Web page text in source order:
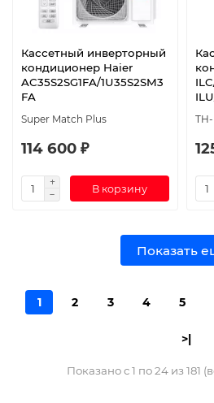
Кассетный инверторный
кондиционер Haier
AC35S2SG1FA/1U35S2SM3
FA
Super Match Plus
114 600 ₽
В корзину
Показать
1 2 3 4 5
>|
Показано с 1 по 24 из 181